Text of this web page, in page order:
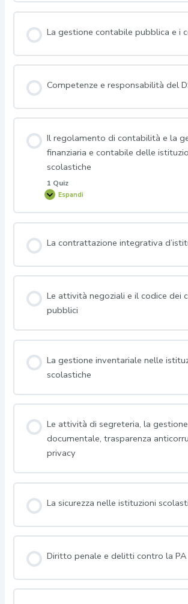
La gestione contabile pubblica e i
Competenze e responsabilità del
Il regolamento di contabilità e la
finanziaria e contabile delle
scolastiche
1 Quiz
Espandi
Il
di
contabilità
gestione
contabile
delle
scolastiche
La contrattazione integrativa
Le attività negoziali e il codice dei
pubblici
La gestione inventariale nelle
scolastiche
Le attività di segreteria, la gestione
documentale, trasparenza
privacy
La sicurezza nelle istituzioni
Diritto penale e delitti contro la PA